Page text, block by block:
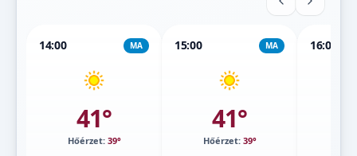
14:00 MA
41°
Hőérzet: 39°
15:00 MA
41°
Hőérzet: 39°
16:00